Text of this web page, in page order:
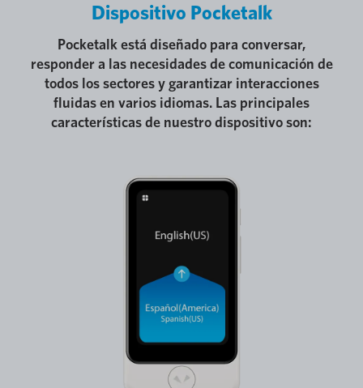
Dispositivo Pocketalk
Pocketalk está diseñado para conversar,
responder a las necesidades de comunicación de
todos los sectores y garantizar interacciones
fluidas en varios idiomas. Las principales
características de nuestro dispositivo son: